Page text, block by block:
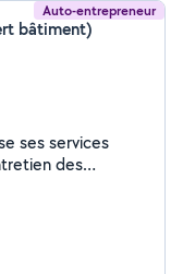
Auto-entrepreneur
bâtiment)
ses services
des